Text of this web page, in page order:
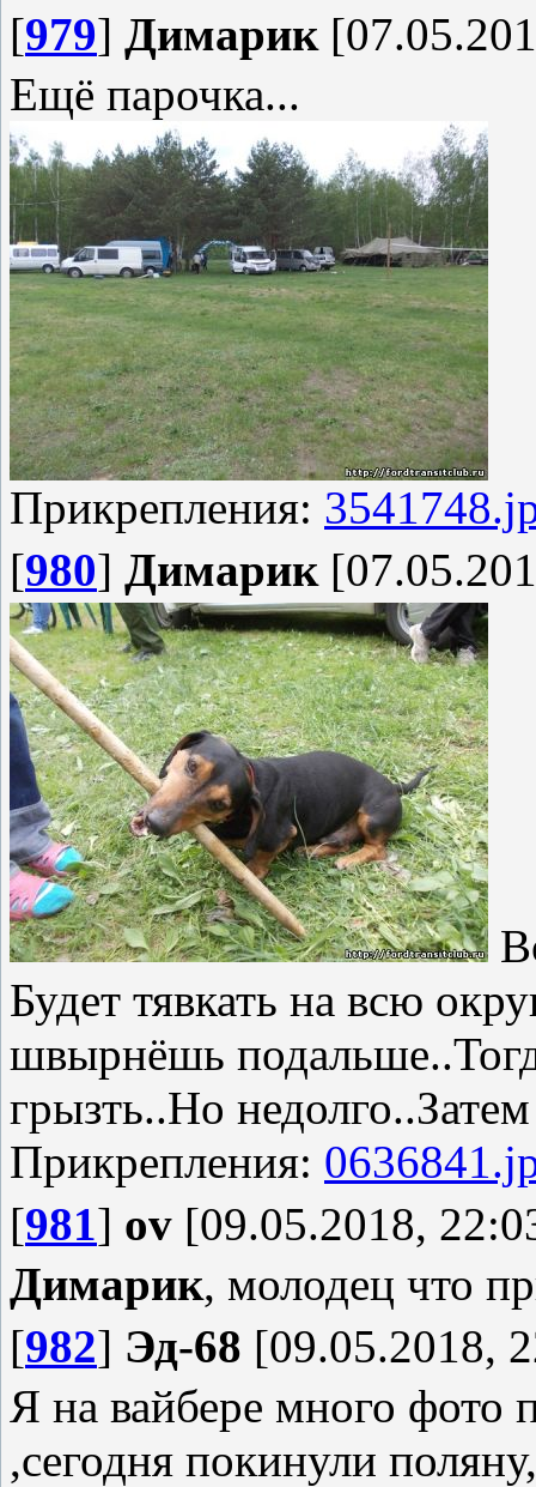
[979] Димарик
Ещё парочка...
Прикрепления:
[980] Димарик
Будет тявкать на всю
швырнёшь
грызть..Но
Прикрепления:
[981] ov [09.05.2018,
Димарик, молодец что
[982] Эд-68 [09.05.2018,
Я на вайбере много фото
,сегодня покинули